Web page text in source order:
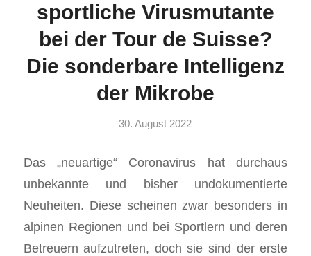
sportliche Virusmutante
bei der Tour de Suisse?
Die sonderbare Intelligenz
der Mikrobe
30. August 2022
Das „neuartige“ Coronavirus hat durchaus
unbekannte und bisher undokumentierte
Neuheiten. Diese scheinen zwar besonders in
alpinen Regionen und bei Sportlern und deren
Betreuern aufzutreten, doch sie sind der erste